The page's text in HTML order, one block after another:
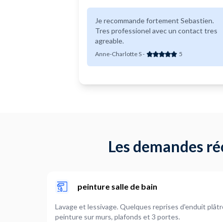
Je recommande fortement Sebastien.
Tres professionel avec un contact tres
agreable.
Anne-Charlotte S- 5
Les demandes
peinture salle de bain
Lavage et lessivage. Quelques reprises d'enduit
peinture sur murs, plafonds et 3 portes.